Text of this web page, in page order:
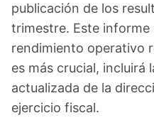
publicación de los
trimestre. Este informe
rendimiento operativo
es más crucial, incluirá
actualizada de la
ejercicio fiscal.